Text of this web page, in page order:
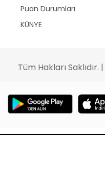
Puan Durumları
KÜNYE
Tüm Hakları Saklıdır. |